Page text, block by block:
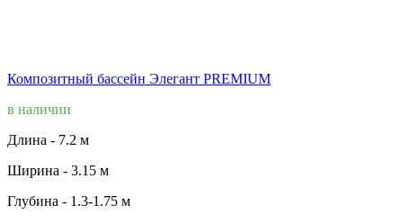
Композитный бассейн Элегант PREMIUM
в наличии
Длина - 7.2 м
Ширина - 3.15 м
Глубина - 1.3-1.75 м